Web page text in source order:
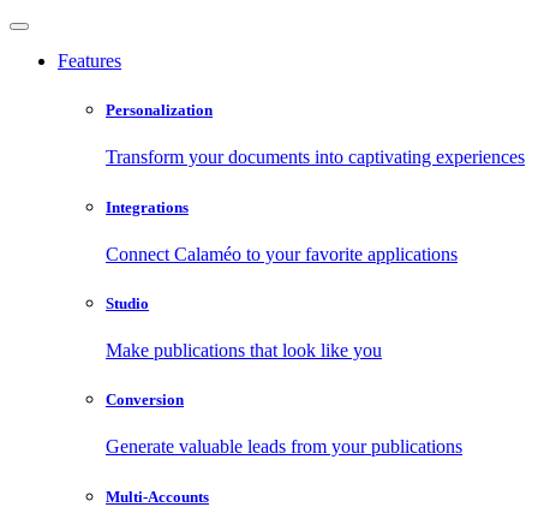
Features
Personalization
Transform your documents into captivating experiences
Integrations
Connect Calaméo to your favorite applications
Studio
Make publications that look like you
Conversion
Generate valuable leads from your publications
Multi-Accounts